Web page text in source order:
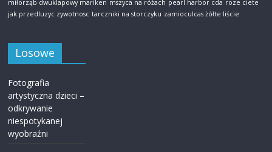
miłorząb dwuklapowy mariken mszyca na różach pearl harbor cda roze ciete
jak przedluzyc zywotnosc tarczniki na storczyku zamioculcas żółte liście
Losowe
Fotografia
artystyczna dzieci –
odkrywanie
niespotykanej
wyobraźni